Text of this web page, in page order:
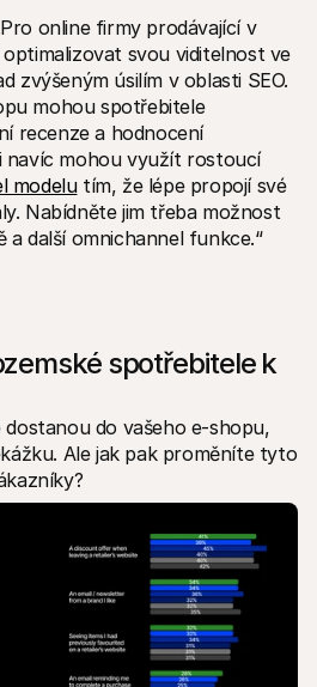
online firmy prodávající v
svou viditelnost ve
zvýšeným úsilím v oblasti SEO.
mohou spotřebitele
recenze a hodnocení
navíc mohou využít rostoucí
modelu tím, že lépe propojí své
Nabídněte jim třeba možnost
další omnichannel funkce.“
spotřebitele k
do vašeho e-shopu,
Ale jak pak proměníte tyto